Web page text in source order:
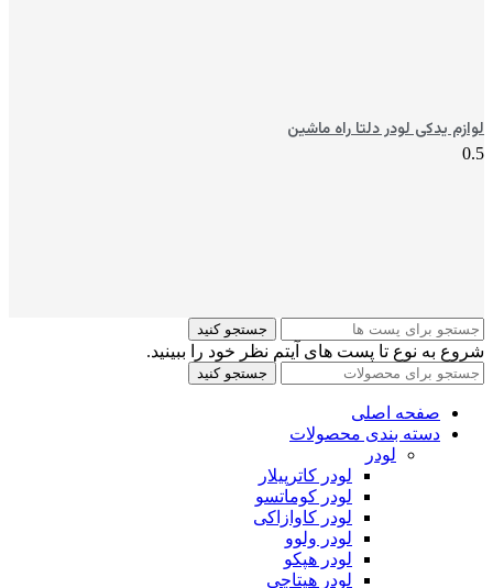
لوازم یدکی لودر دلتا راه ماشین
جستجو کنید
شروع به نوع تا پست های آیتم نظر خود را ببینید.
جستجو کنید
صفحه اصلی
دسته بندی محصولات
لودر
لودر کاترپیلار
لودر کوماتسو
لودر کاوازاکی
لودر ولوو
لودر هپکو
لودر هیتاچی